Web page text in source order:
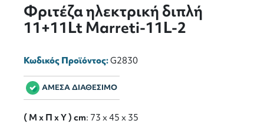
Φριτέζα ηλεκτρική διπλή
11+11Lt Marreti-11L-2
Κωδικός Προϊόντος:G2830
ΑΜΕΣΑ ΔΙΑΘΕΣΙΜΟ
( M x Π x Y ) cm: 73 x 45 x 35